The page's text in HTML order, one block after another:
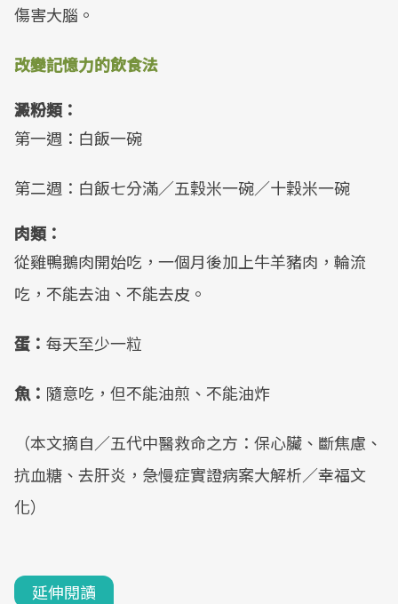
傷害大腦。
改變記憶力的飲食法
澱粉類：
第一週：白飯一碗
第二週：白飯七分滿／五穀米一碗／十穀米一碗
肉類：
從雞鴨鵝肉開始吃，一個月後加上牛羊豬肉，輪流
吃，不能去油、不能去皮。
蛋： 每天至少一粒
魚： 隨意吃，但不能油煎、不能油炸
（本文摘自／五代中醫救命之方：保心臟、斷焦慮、
抗血糖、去肝炎，急慢症實證病案大解析／幸福文
化）
延伸閱讀